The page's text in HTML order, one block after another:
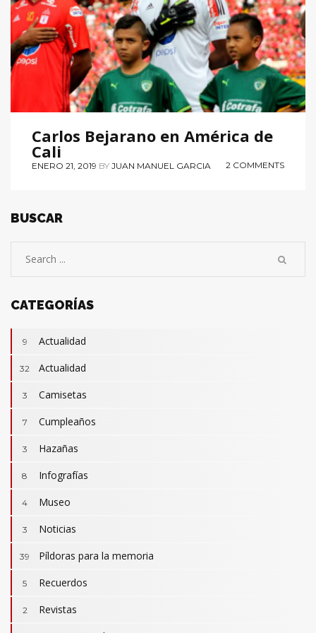
Carlos Bejarano en América de
Cali
ENERO 21, 2019 BY JUAN MANUEL GARCIA 2 COMMENTS
BUSCAR
CATEGORÍAS
9 Actualidad
32 Actualidad
3 Camisetas
7 Cumpleaños
3 Hazañas
8 Infografías
4 Museo
Camisetas
2 Revistas
3 Noticias
32 Actualidad
7 Cumpleaños
39 Píldoras para la memoria
5 Recuerdos
2 Revistas